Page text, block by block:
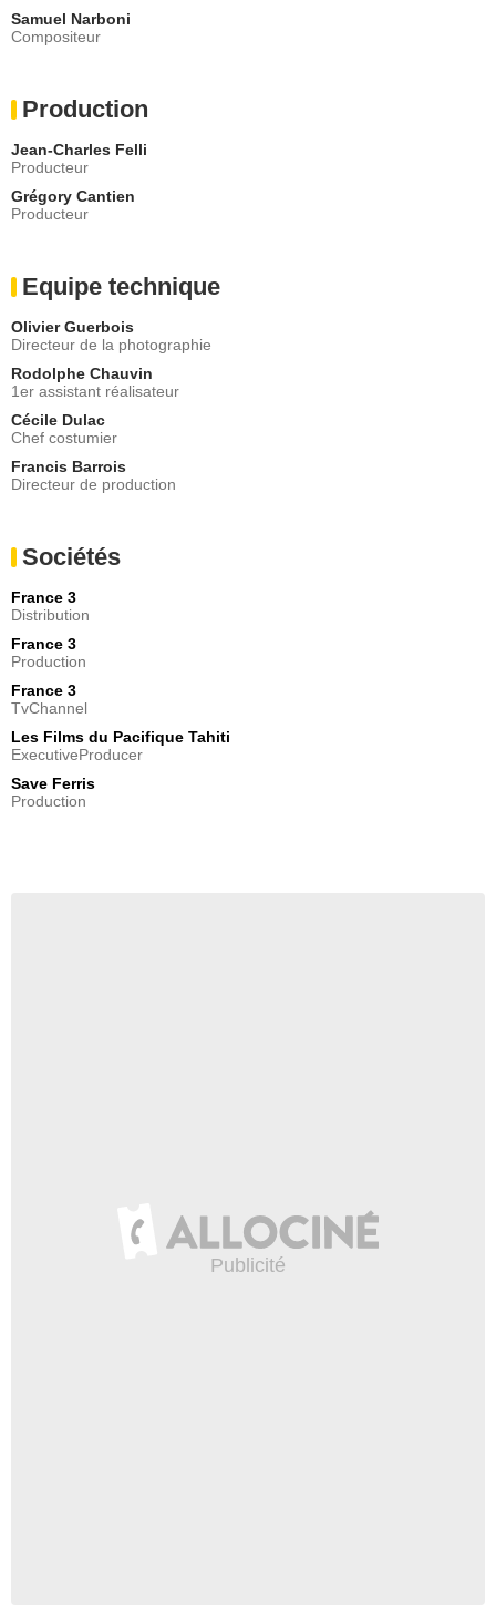
Samuel Narboni
Compositeur
Production
Jean-Charles Felli
Producteur
Grégory Cantien
Producteur
Equipe technique
Olivier Guerbois
Directeur de la photographie
Rodolphe Chauvin
1er assistant réalisateur
Cécile Dulac
Chef costumier
Francis Barrois
Directeur de production
Sociétés
France 3
Distribution
France 3
Production
France 3
TvChannel
Les Films du Pacifique Tahiti
ExecutiveProducer
Save Ferris
Production